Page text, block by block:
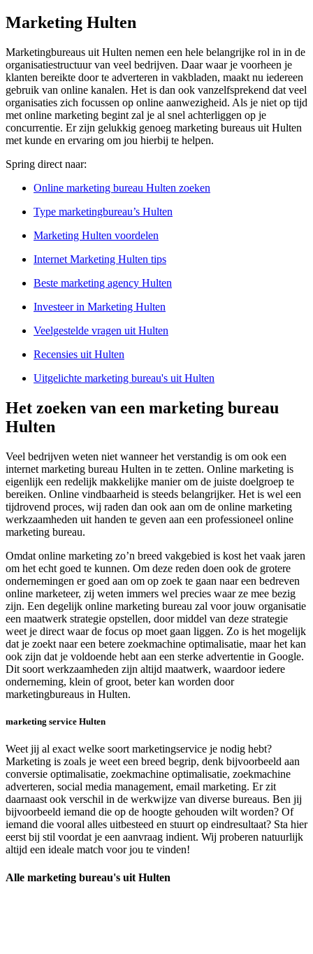
Marketing Hulten
Marketingbureaus uit Hulten nemen een hele belangrijke rol in in de
organisatiestructuur van veel bedrijven. Daar waar je voorheen je
klanten bereikte door te adverteren in vakbladen, maakt nu iedereen
gebruik van online kanalen. Het is dan ook vanzelfsprekend dat veel
organisaties zich focussen op online aanwezigheid. Als je niet op tijd
met online marketing begint zal je al snel achterliggen op je
concurrentie. Er zijn gelukkig genoeg marketing bureaus uit Hulten
met kunde en ervaring om jou hierbij te helpen.
Spring direct naar:
Online marketing bureau Hulten zoeken
Type marketingbureau’s Hulten
Marketing Hulten voordelen
Internet Marketing Hulten tips
Beste marketing agency Hulten
Investeer in Marketing Hulten
Veelgestelde vragen uit Hulten
Recensies uit Hulten
Uitgelichte marketing bureau's uit Hulten
Het zoeken van een marketing bureau
Hulten
Veel bedrijven weten niet wanneer het verstandig is om ook een
internet marketing bureau Hulten in te zetten. Online marketing is
eigenlijk een redelijk makkelijke manier om de juiste doelgroep te
bereiken. Online vindbaarheid is steeds belangrijker. Het is wel een
tijdrovend proces, wij raden dan ook aan om de online marketing
werkzaamheden uit handen te geven aan een professioneel online
marketing bureau.
Omdat online marketing zo’n breed vakgebied is kost het vaak jaren
om het echt goed te kunnen. Om deze reden doen ook de grotere
ondernemingen er goed aan om op zoek te gaan naar een bedreven
online marketeer, zij weten immers wel precies waar ze mee bezig
zijn. Een degelijk online marketing bureau zal voor jouw organisatie
een maatwerk strategie opstellen, door middel van deze strategie
weet je direct waar de focus op moet gaan liggen. Zo is het mogelijk
dat je zoekt naar een betere zoekmachine optimalisatie, maar het kan
ook zijn dat je voldoende hebt aan een sterke advertentie in Google.
Dit soort werkzaamheden zijn altijd maatwerk, waardoor iedere
onderneming, klein of groot, beter kan worden door
marketingbureaus in Hulten.
marketing service Hulten
Weet jij al exact welke soort marketingservice je nodig hebt?
Marketing is zoals je weet een breed begrip, denk bijvoorbeeld aan
conversie optimalisatie, zoekmachine optimalisatie, zoekmachine
adverteren, social media management, email marketing. Er zit
daarnaast ook verschil in de werkwijze van diverse bureaus. Ben jij
bijvoorbeeld iemand die op de hoogte gehouden wilt worden? Of
iemand die vooral alles uitbesteed en stuurt op eindresultaat? Sta hier
eerst bij stil voordat je een aanvraag indient. Wij proberen natuurlijk
altijd een ideale match voor jou te vinden!
Alle marketing bureau's uit Hulten